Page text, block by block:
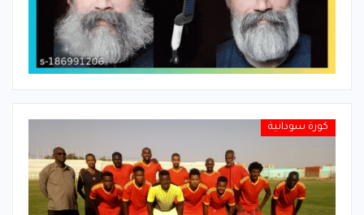
كورة سودانية